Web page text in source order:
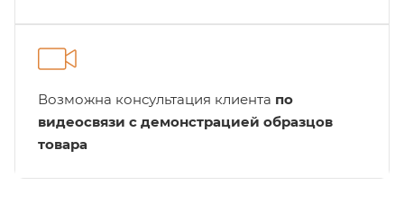
Возможна консультация клиента по
видеосвязи с демонстрацией образцов
товара